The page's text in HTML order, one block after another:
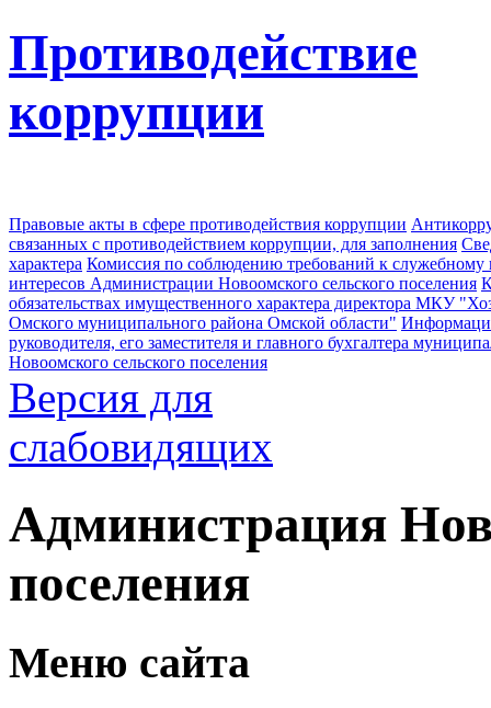
Противодействие
коррупции
Правовые акты в сфере противодействия коррупции
связанных с противодействием коррупции, для заполнения
характера Комиссия по соблюдению требований к
интересов Администрации Новоомского сельского поселения
обязательствах имущественного характера директора МКУ
Омского муниципального района Омской области"
руководителя, его заместителя и главного бухгалтера
Новоомского сельского поселения
Версия для
слабовидящих
Администрация
поселения
Меню сайта